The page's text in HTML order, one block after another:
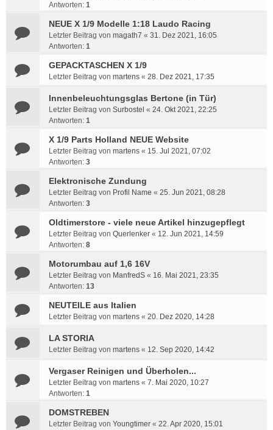
Antworten: 1
NEUE X 1/9 Modelle 1:18 Laudo Racing
Letzter Beitrag von magath7 « 31. Dez 2021, 16:05
Antworten: 1
GEPACKTASCHEN X 1/9
Letzter Beitrag von martens « 28. Dez 2021, 17:35
Innenbeleuchtungsglas Bertone (in Tür)
Letzter Beitrag von Surbostel « 24. Okt 2021, 22:25
Antworten: 1
X 1/9 Parts Holland NEUE Website
Letzter Beitrag von martens « 15. Jul 2021, 07:02
Antworten: 3
Elektronische Zundung
Letzter Beitrag von Profil Name « 25. Jun 2021, 08:28
Antworten: 3
Oldtimerstore - viele neue Artikel hinzugepflegt
Letzter Beitrag von Querlenker « 12. Jun 2021, 14:59
Antworten: 8
Motorumbau auf 1,6 16V
Letzter Beitrag von ManfredS « 16. Mai 2021, 23:35
Antworten: 13
NEUTEILE aus Italien
Letzter Beitrag von martens « 20. Dez 2020, 14:28
LA STORIA
Letzter Beitrag von martens « 12. Sep 2020, 14:42
Vergaser Reinigen und Überholen...
Letzter Beitrag von martens « 7. Mai 2020, 10:27
Antworten: 1
DOMSTREBEN
Letzter Beitrag von Youngtimer « 22. Apr 2020, 15:01